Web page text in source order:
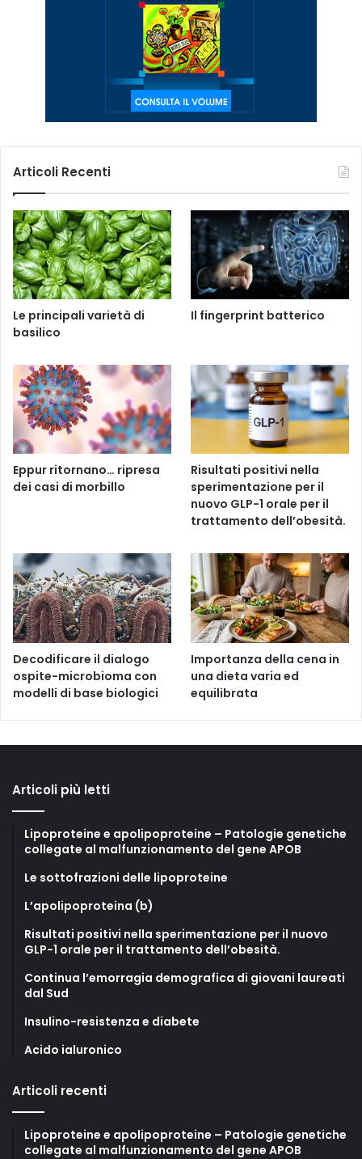
Articoli Recenti
Le principali varietà di
basilico
Il fingerprint batterico
Eppur ritornano… ripresa
dei casi di morbillo
Risultati positivi nella
sperimentazione per il
nuovo GLP-1 orale per il
trattamento dell’obesità.
Decodificare il dialogo
ospite-microbioma con
modelli di base biologici
Importanza della cena in
una dieta varia ed
equilibrata
Articoli più letti
Lipoproteine e apolipoproteine – Patologie genetiche
collegate al malfunzionamento del gene APOB
Le sottofrazioni delle lipoproteine
L’apolipoproteina (b)
Risultati positivi nella sperimentazione per il nuovo
GLP-1 orale per il trattamento dell’obesità.
Continua l’emorragia demografica di giovani laureati
dal Sud
Insulino-resistenza e diabete
Acido ialuronico
Articoli recenti
Lipoproteine e apolipoproteine – Patologie genetiche
collegate al malfunzionamento del gene APOB